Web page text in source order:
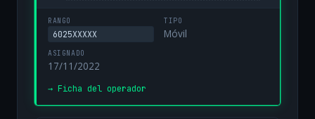
RANGO
6025XXXXX
TIPO
Móvil
ASIGNADO
17/11/2022
→ Ficha del operador